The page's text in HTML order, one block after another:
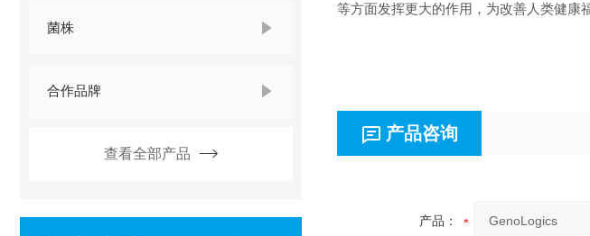
菌株
合作品牌
查看全部产品
等方面发挥更大的作用，为改善人类健康
产品咨询
产品：